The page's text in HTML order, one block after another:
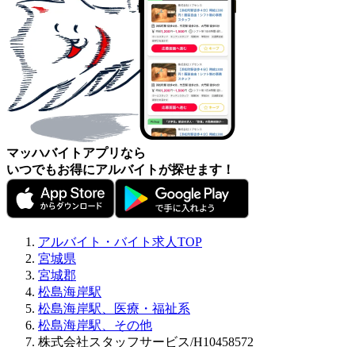
マッハバイトアプリなら
いつでもお得にアルバイトが探せます！
アルバイト・バイト求人TOP
宮城県
宮城郡
松島海岸駅
松島海岸駅、医療・福祉系
松島海岸駅、その他
株式会社スタッフサービス/H10458572